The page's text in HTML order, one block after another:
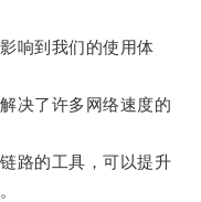
响到我们的使用体
决了许多网络速度的
路的工具，可以提升